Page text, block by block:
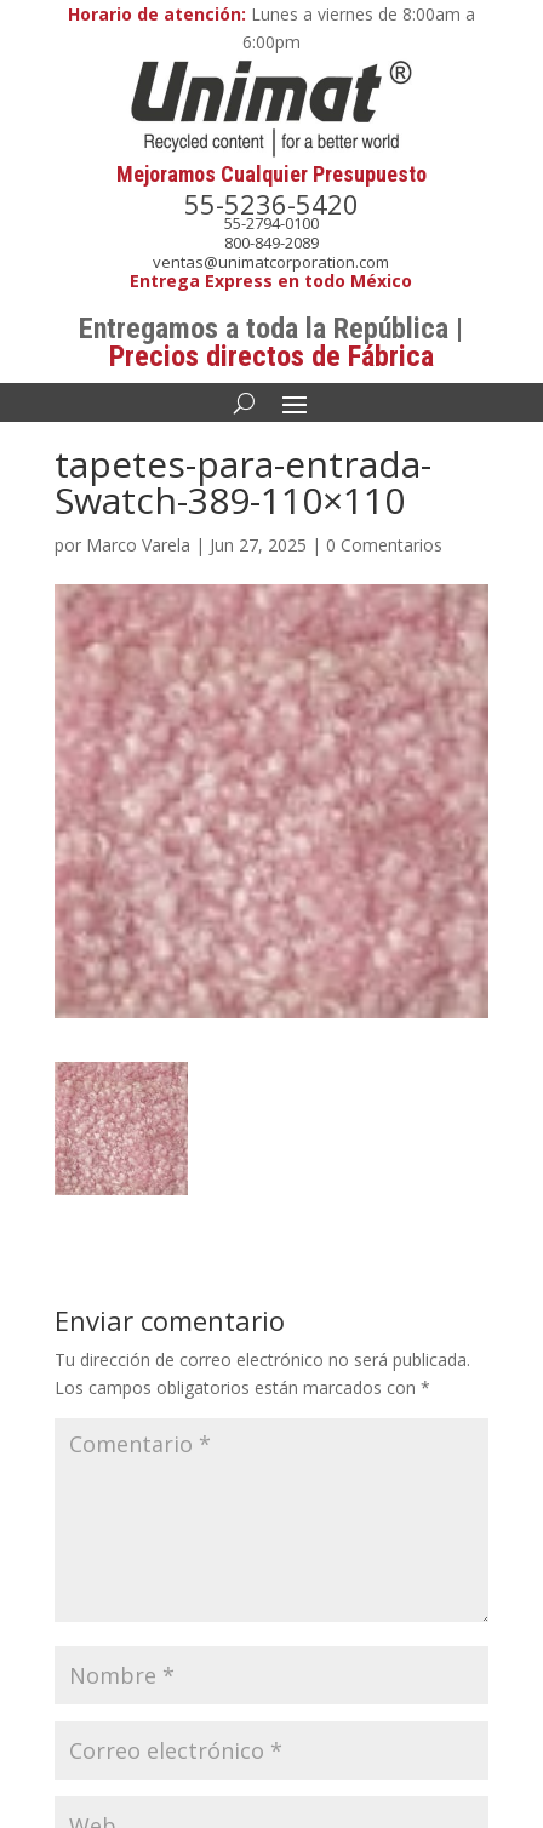
Horario de atención: Lunes a viernes de 8:00am a
6:00pm
Mejoramos Cualquier Presupuesto
55-5236-5420
55-2794-0100
800-849-2089
ventas@unimatcorporation.com
Entrega Express en todo México
Entregamos a toda la República |
Precios directos de Fábrica
tapetes-para-entrada-
Swatch-389-110×110
por Marco Varela | Jun 27, 2025 | 0 Comentarios
Enviar comentario
Tu dirección de correo electrónico no será publicada.
Los campos obligatorios están marcados con *